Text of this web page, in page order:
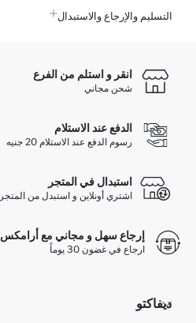
التسليم والإرجاع والاستبدال
انقر و استلم من الفرع
شحن مجاني
الدفع عند الاستلام
رسوم الدفع عند الاستلام 20 جنيه
استبدال في المتجر
اشتري أونلاين و استبدل من المتجر
إرجاع سهل و مجاني مع أرامكس
ارجاع في غضون 30 يوماً
ديفاكتو